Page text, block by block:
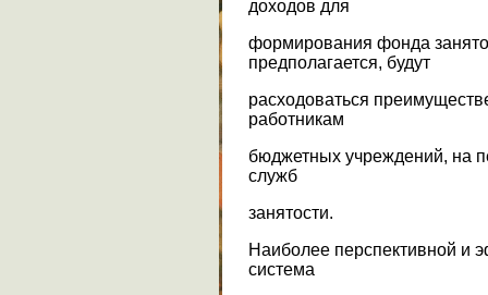
доходов для
формирования фонда
предполагается, будут
расходоваться
работникам
бюджетных учреждений, на
служб
занятости.
Наиболее перспективной и
система